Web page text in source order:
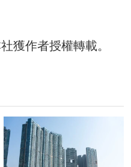
獲作者授權轉載。